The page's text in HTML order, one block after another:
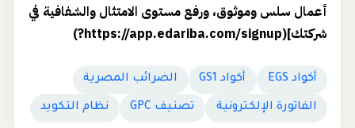
أعمال سلس وموثوق، ورفع مستوى الامتثال والشفافية في
شركتك](https://app.edariba.com/signup?)
أكواد EGS أكواد GS1 الضرائب المصرية
الفاتورة الإلكترونية تصنيف GPC نظام التكويد